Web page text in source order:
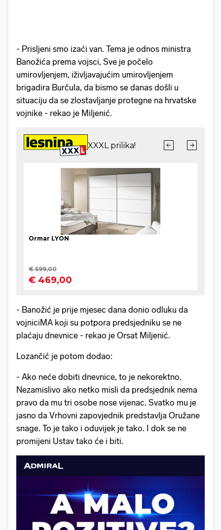
- Prisljeni smo izaći van. Tema je odnos ministra
Banožića prema vojsci, Sve je počelo
umirovljenjem, iživljavajućim umirovljenjem
brigadira Burčula, da bismo se danas došli u
situaciju da se zlostavljanje protegne na hrvatske
vojnike - rekao je Miljenić.
- Banožić je prije mjesec dana donio odluku da
vojniciMA koji su potpora predsjedniku se ne
plaćaju dnevnice - rekao je Orsat Miljenić.
Lozančić je potom dodao:
- Ako neće dobiti dnevnice, to je nekorektno.
Nezamislivo ako netko misli da predsjednik nema
pravo da mu tri osobe nose vijenac. Svatko mu je
jasno da Vrhovni zapovjednik predstavlja Oružane
snage. To je tako i oduvijek je tako. I dok se ne
promijeni Ustav tako će i biti.